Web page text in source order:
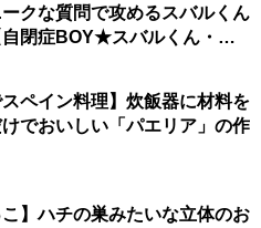
クな質問で攻めるスバルくん
閉症BOY★スバルくん・
スペイン料理】炊飯器に材料を
でおいしい「パエリア」の作
こ】ハチの巣みたいな立体のお